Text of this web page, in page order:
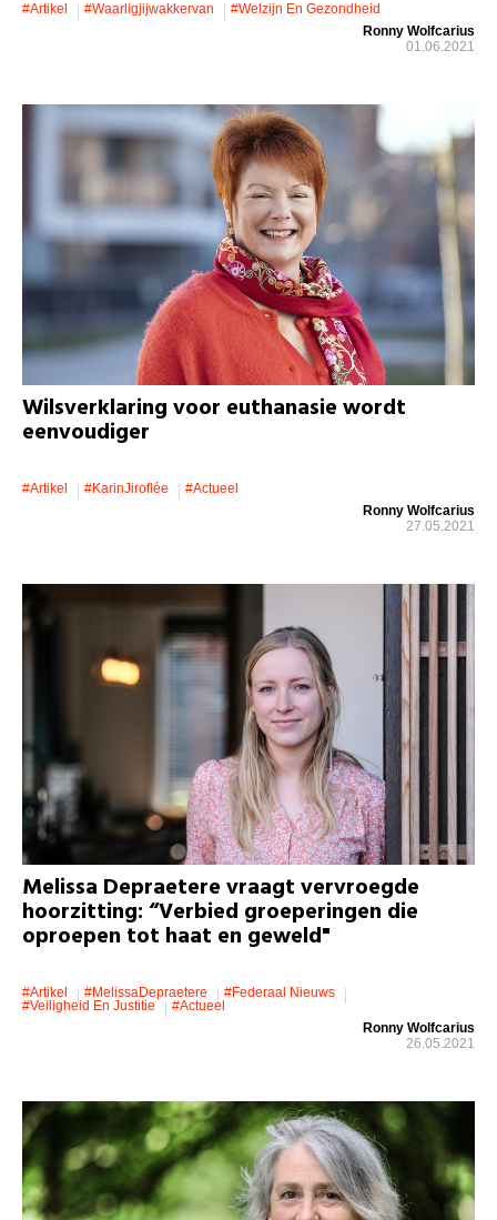
#artikel #waarligjijwakkervan
#welzijn En Gezondheid
Ronny Wolfcarius
01.06.2021
Wilsverklaring voor euthanasie wordt
eenvoudiger
#artikel #KarinJiroflée
#actueel
Ronny Wolfcarius
27.05.2021
Melissa Depraetere vraagt vervroegde
hoorzitting: “Verbied groeperingen die
oproepen tot haat en geweld"
#artikel #MelissaDepraetere
#Federaal Nieuws
#veiligheid En Justitie
#actueel
Ronny Wolfcarius
26.05.2021